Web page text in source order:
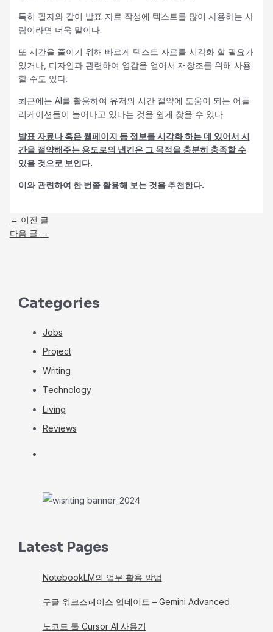
특히 필자와 같이 발표 자료 작성에 텍스트를 많이 사용하는 사
람이라면 더욱 말이다.
또 시간을 줄이기 위해 빠르게 텍스트 자료를 시각화 할 필요가
있거나, 디자인과 관련하여 영감을 얻어서 재창조를 위해 사용
할 수도 있다.
최근에는 AI를 활용하여 유저의 시간 절약에 도움이 되는 어플
리케이션들이 늘어나고 있다는 것을 쉽게 찾을 수 있다.
발표 자료나 혹은 웹페이지 등 정보를 시각화 하는 데 있어서 시
간을 절약해주는 용도로의 냅킨은 그 목적을 충분히 충족할 수
있을 것으로 보인다.
이와 관련하여 한 번쯤 활용해 보는 것을 추천한다.
← 이전 글
다음 글 →
Categories
Jobs
Project
Writing
Technology
Living
Reviews
Latest Pages
NotebookLM의 업무 활용 방법
구글 워크스페이스 업데이트 – Gemini Advanced
노코드 툴 Cursor AI 사용기